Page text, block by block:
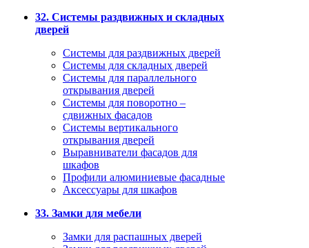
32. Системы раздвижных и складных
дверей
Системы для раздвижных дверей
Системы для складных дверей
Системы для параллельного
открывания дверей
Системы для поворотно –
сдвижных фасадов
Системы вертикального
открывания дверей
Выравниватели фасадов для
шкафов
Профили алюминиевые фасадные
Аксессуары для шкафов
33. Замки для мебели
Замки для распашных дверей